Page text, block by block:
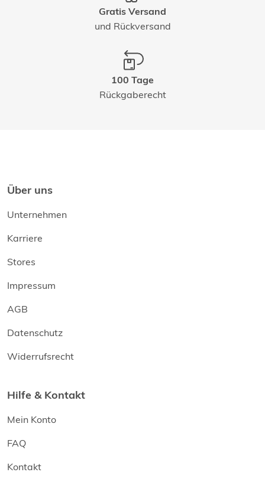
Gratis Versand
und Rückversand
100 Tage
Rückgaberecht
Über uns
Unternehmen
Karriere
Stores
Impressum
AGB
Datenschutz
Widerrufsrecht
Hilfe & Kontakt
Mein Konto
FAQ
Kontakt